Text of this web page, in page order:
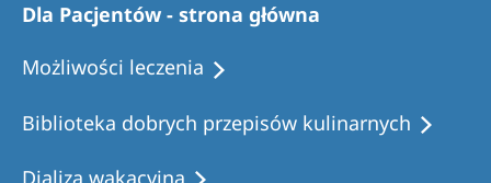
Dla Pacjentów - strona główna
Możliwości leczenia
Biblioteka dobrych przepisów kulinarnych
Dializa wakacyjna